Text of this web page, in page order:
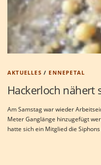
AKTUELLES / ENNEPETAL
Hackerloch nähert
Am Samstag war wieder
Meter Ganglänge hinzugefügt
hatte sich ein Mitglied die